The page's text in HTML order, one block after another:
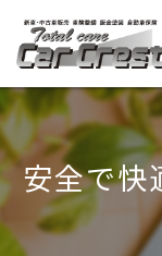
安全で快